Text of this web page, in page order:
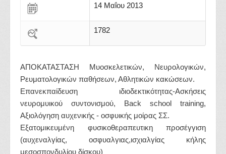
14 Μαΐου 2013
1782
ΑΠΟΚΑΤΑΣΤΑΣΗ Μυοσκελετικών, Νευρολογικών,
Ρευματολογικών παθήσεων, Αθλητικών κακώσεων.
Επανεκπαίδευση ιδιοδεκτικότητας-Ασκήσεις
νευρομυικού συντονισμού, Back school training,
Αξιολόγηση αυχενικής - οσφυικής μοίρας ΣΣ.
Eξατομικευμένη φυσικοθεραπευτικη προσέγγιση
(αυχεναλγίας, οσφυαλγιας,ισχιαλγίας κήλης
μεσοσπονδυλίου δίσκου)